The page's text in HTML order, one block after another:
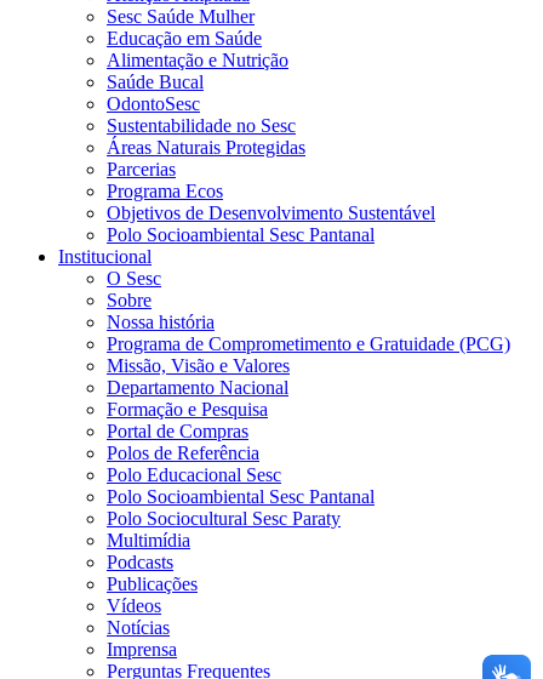
Sesc Saúde Mulher
Educação em Saúde
Alimentação e Nutrição
Saúde Bucal
OdontoSesc
Sustentabilidade no Sesc
Áreas Naturais Protegidas
Parcerias
Programa Ecos
Objetivos de Desenvolvimento Sustentável
Polo Socioambiental Sesc Pantanal
Institucional
O Sesc
Sobre
Nossa história
Programa de Comprometimento e Gratuidade (PCG)
Missão, Visão e Valores
Departamento Nacional
Formação e Pesquisa
Portal de Compras
Polos de Referência
Polo Educacional Sesc
Polo Socioambiental Sesc Pantanal
Polo Sociocultural Sesc Paraty
Multimídia
Podcasts
Publicações
Vídeos
Notícias
Imprensa
Perguntas Frequentes